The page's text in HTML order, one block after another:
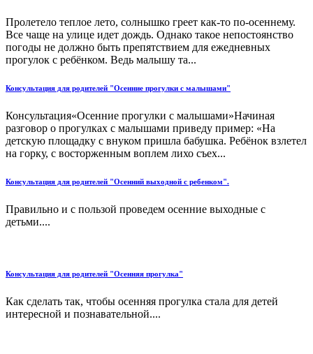
Пролетело теплое лето, солнышко греет как-то по-осеннему.
Все чаще на улице идет дождь. Однако такое непостоянство
погоды не должно быть препятствием для ежедневных
прогулок с ребёнком. Ведь малышу та...
Консультация для родителей "Осенние прогулки с малышами"
Консультация«Осенние прогулки с малышами»Начиная
разговор о прогулках с малышами приведу пример: «На
детскую площадку с внуком пришла бабушка. Ребёнок взлетел
на горку, с восторженным воплем лихо съех...
Консультация для родителей "Осенний выходной с ребенком".
Правильно и с пользой проведем осенние выходные с
детьми....
Консультация для родителей "Осенняя прогулка"
Как сделать так, чтобы осенняя прогулка стала для детей
интересной и познавательной....